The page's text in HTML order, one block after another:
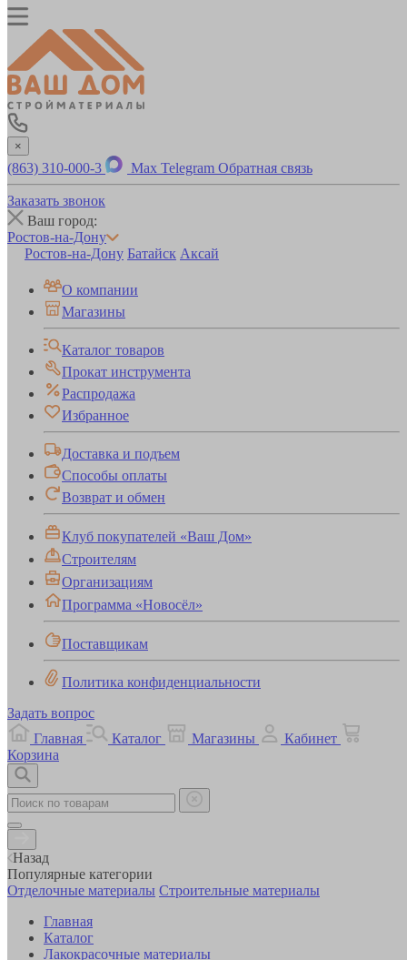
×
(863) 310-000-3 Max Telegram Обратная связь
Заказать звонок
Ваш город:
Ростов-на-Дону
Ростов-на-Дону Батайск Аксай
О компании
Магазины
Каталог товаров
Прокат инструмента
Распродажа
Избранное
Доставка и подъем
Способы оплаты
Возврат и обмен
Клуб покупателей «Ваш Дом»
Строителям
Организациям
Программа «Новосёл»
Поставщикам
Политика конфиденциальности
Задать вопрос
Главная
Каталог Магазины
Кабинет
Корзина
Назад
Популярные категории
Отделочные материалы Строительные материалы
Главная
Каталог
Лакокрасочные материалы